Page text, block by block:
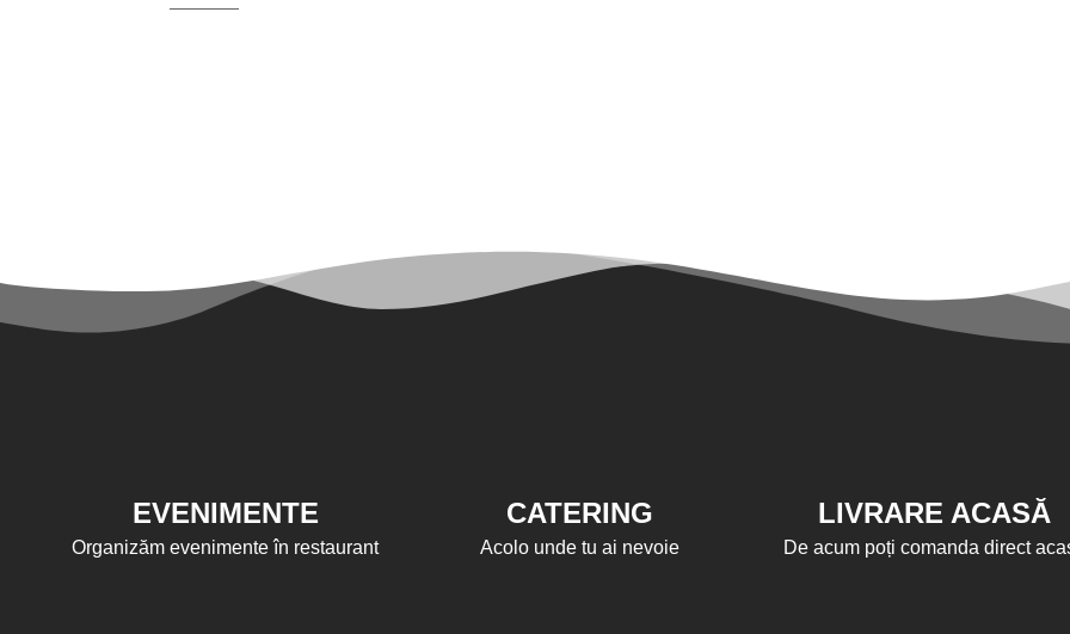
EVENIMENTE
Organizăm evenimente în restaurant
CATERING
Acolo unde tu ai nevoie
LIVRARE ACASĂ
De acum poți comanda direct